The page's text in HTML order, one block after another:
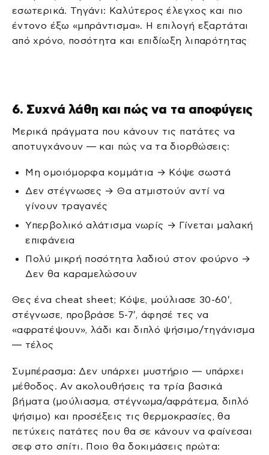
εσωτερικά. Τηγάνι: Καλύτερος έλεγχος και πιο
έντονο έξω «μπράντισμα». Η επιλογή εξαρτάται
από χρόνο, ποσότητα και επιδίωξη λιπαρότητας
6. Συχνά λάθη και πώς να τα αποφύγεις
Μερικά πράγματα που κάνουν τις πατάτες να
αποτυγχάνουν — και πώς να τα διορθώσεις:
Μη ομοιόμορφα κομμάτια → Κόψε σωστά
Δεν στέγνωσες → Θα ατμιστούν αντί να
γίνουν τραγανές
Υπερβολικό αλάτισμα νωρίς → Γίνεται μαλακή
επιφάνεια
Πολύ μικρή ποσότητα λαδιού στον φούρνο →
Δεν θα καραμελώσουν
Θες ένα cheat sheet; Κόψε, μούλιασε 30-60′,
στέγνωσε, προβράσε 5-7′, άφησέ τες να
«αφρατέψουν», λάδι και διπλό ψήσιμο/τηγάνισμα
— τέλος
Συμπέρασμα: Δεν υπάρχει μυστήριο — υπάρχει
μέθοδος. Αν ακολουθήσεις τα τρία βασικά
βήματα (μούλιασμα, στέγνωμα/αφράτεμα, διπλό
ψήσιμο) και προσέξεις τις θερμοκρασίες, θα
πετύχεις πατάτες που θα σε κάνουν να φαίνεσαι
σεφ στο σπίτι. Ποιο θα δοκιμάσεις πρώτα: